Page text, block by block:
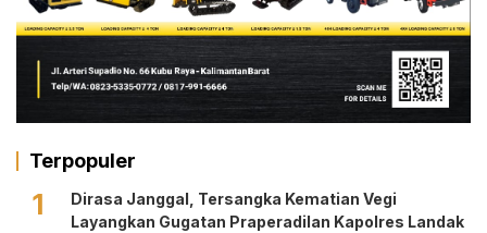
Terpopuler
1
Dirasa Janggal, Tersangka Kematian Vegi
Layangkan Gugatan Praperadilan Kapolres Landak